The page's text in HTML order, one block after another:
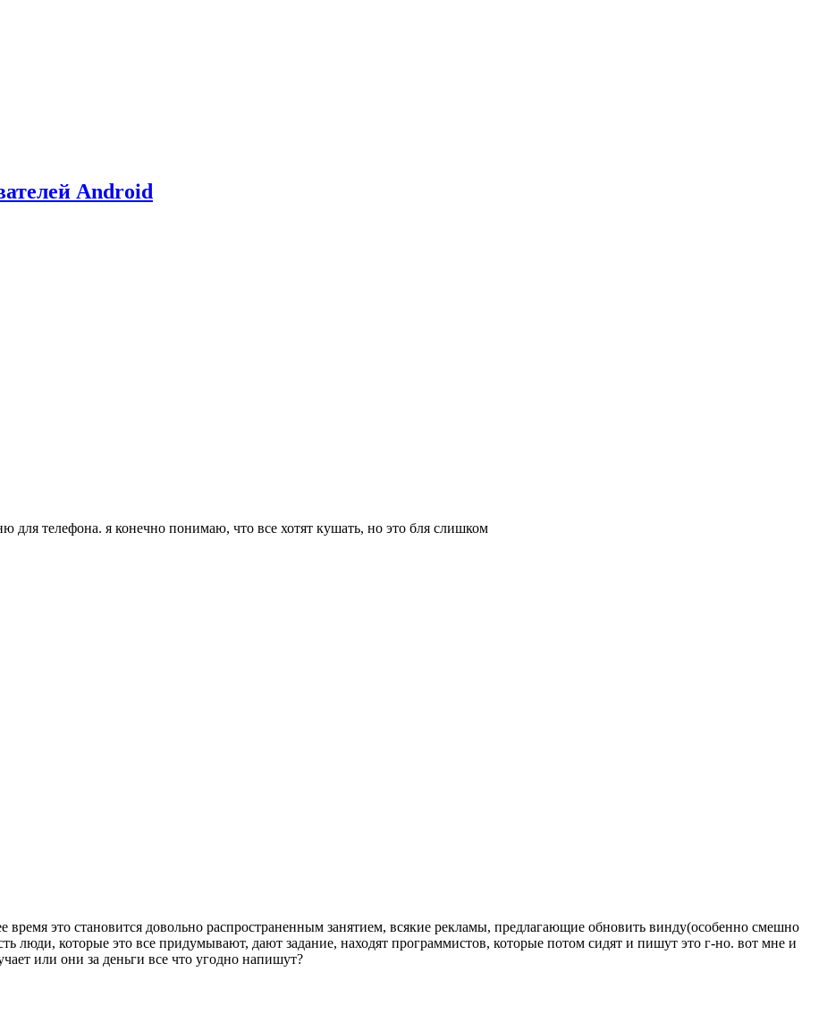
Android
для телефона. я конечно понимаю, что все хотят кушать, но это бля слишком
время это становится довольно распространенным занятием, всякие рекламы, предлагающие обновить винду(особенно смешно
люди, которые это все придумывают, дают задание, находят программистов, которые потом сидят и пишут это г-но. вот мне и
или они за деньги все что угодно напишут?